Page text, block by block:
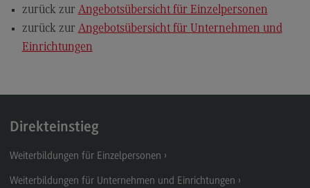
zurück zur Angebotsübersicht für Einzelpersonen
zurück zur Angebotsübersicht für Unternehmen und
Einrichtungen
Direkteinstieg
Weiterbildungen für Einzelpersonen
Weiterbildungen für Unternehmen und Einrichtungen